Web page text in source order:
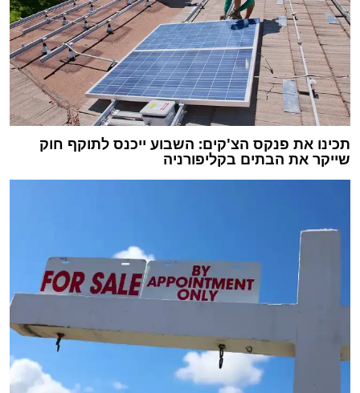
תכינו את פנקס הצ'קים: השבוע ייכנס לתוקף חוק
שייקר את הבתים בקליפורניה